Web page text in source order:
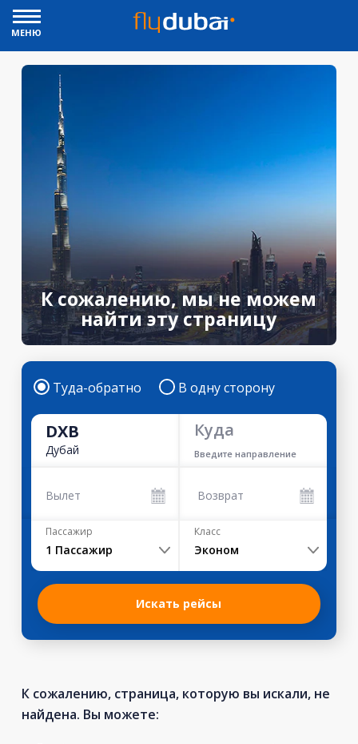
МЕНЮ
К сожалению, мы не можем
найти эту страницу
Туда-обратно В одну сторону
DXB
Дубай
Куда
Введите направление
Вылет Возврат
Пассажир
1 Пассажир
Класс
Эконом
Искать рейсы
К сожалению, страница, которую вы искали, не
найдена. Вы можете: